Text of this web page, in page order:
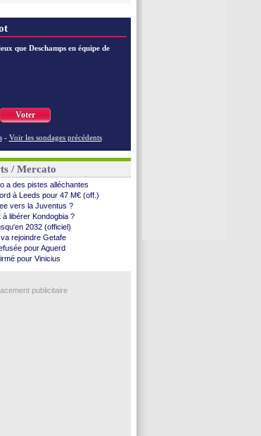
que Deschamps en équipe de
Voter
- Voir les sondages précédents
/ Mercato
a des pistes alléchantes
à Leeds pour 47 M€ (off.)
vers la Juventus ?
à libérer Kondogbia ?
2032 (officiel)
rejoindre Getafe
pour Aguerd
pour Vinicius
Bulkapublicitaire